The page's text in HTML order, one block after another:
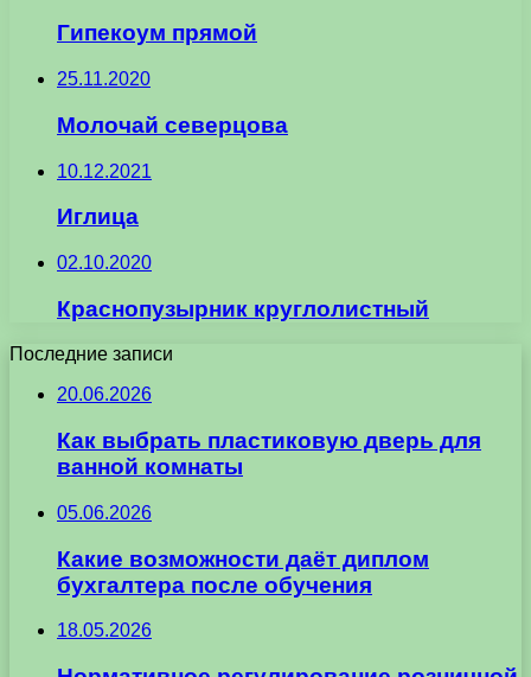
Гипекоум прямой
25.11.2020
Молочай северцова
10.12.2021
Иглица
02.10.2020
Краснопузырник круглолистный
Последние записи
20.06.2026
Как выбрать пластиковую дверь для
ванной комнаты
05.06.2026
Какие возможности даёт диплом
бухгалтера после обучения
18.05.2026